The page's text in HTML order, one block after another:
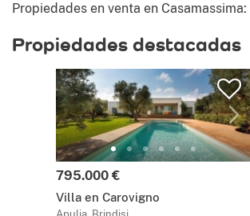
Propiedades en venta en Casamassima:
Propiedades destacadas
Precio:
795.000 €
Villa en Carovigno